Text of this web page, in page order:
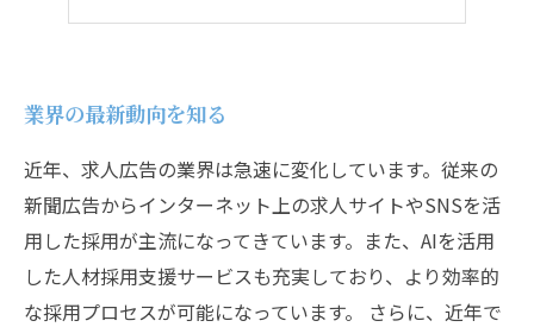
業界の最新動向を知る
近年、求人広告の業界は急速に変化しています。従来の
新聞広告からインターネット上の求人サイトやSNSを活
用した採用が主流になってきています。また、AIを活用
した人材採用支援サービスも充実しており、より効率的
な採用プロセスが可能になっています。 さらに、近年で